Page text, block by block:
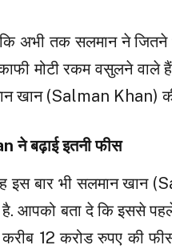
कि अभी तक सलमान ने
मोटी रकम वसुलने
खान (Salman Khan)
ने बढ़ाई इतनी फीस
इस बार भी सलमान खान
है. आपको बता दे कि इससे
12 करोड रुपए की